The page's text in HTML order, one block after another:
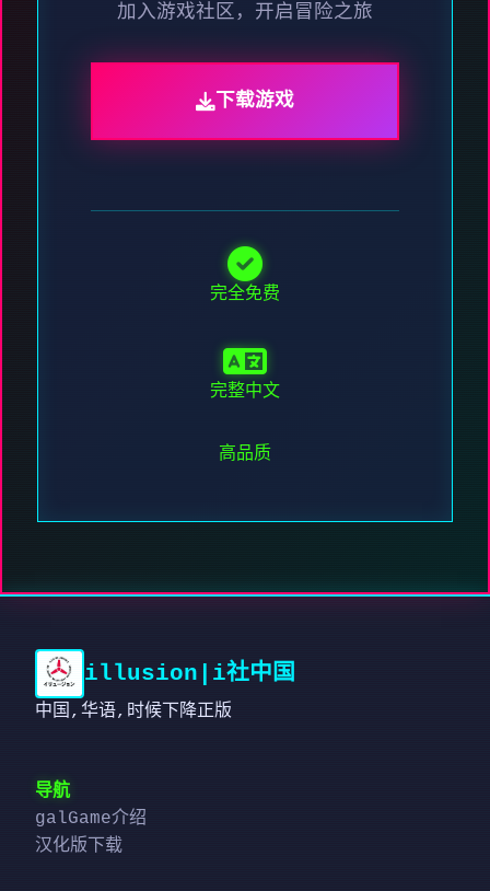
加入游戏社区，开启冒险之旅
下载游戏
完全免费
完整中文
高品质
illusion|i社中国
中国,华语,时候下降正版
导航
galGame介绍
汉化版下载